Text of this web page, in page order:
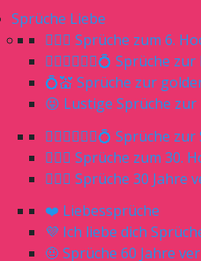
Sprüche Liebe
👰🏼‍♀️ Sprüche zum 6.
👰🏼‍♀️🤵🏼‍♂️💍 Sprüche
💍💒 Sprüche zur
😝 Lustige Sprüche
👰🏼‍♀️🤵🏼‍♂️💍 Sprüche
👰🏼‍♀️ Sprüche zum 30.
🤷🏼‍♀️ Sprüche 30 Jahre
❤️ Liebessprüche
💜 Ich liebe dich
🤨 Sprüche 60 Jahre